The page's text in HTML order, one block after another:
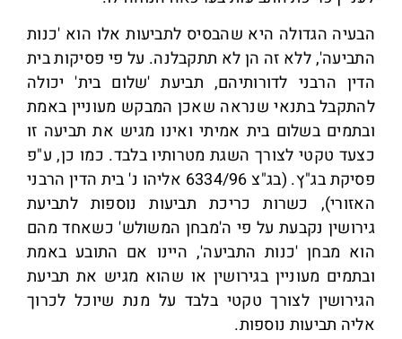
הבעיה הגדולה היא שהבסיס לתביעות אלו הוא 'כנות
התביעה', ללא זה הן לא תתקבלנה. על פי פסיקות בית
הדין הרבני לדורותיהם, תביעת 'שלום בית' יכולה
להתקבל בתנאי שנראה שאכן המבקש מעוניין באמת
ובתמים בשלום בית אמיתי ואינו מגיש את תביעה זו
כצעד טקטי לצורך השגת מטרותיו בלבד. כמו כן, ע"פ
פסיקת בג"ץ. (בג"צ 6334/96 אליהו נ' בית הדין הרבני
האזורי), כשרות כריכת תביעות נוספות לתביעת
גירושין נקבעת על פי ה'מבחן המשולש' כשאחד מהם
הוא מבחן 'כנות התביעה', היינו אם התובע באמת
ובתמים מעוניין בגירושין או שהוא מגיש את תביעת
הגירושין לצורך טקטי בלבד על מנת שיוכל לכרוך
אליה תביעות נוספות.